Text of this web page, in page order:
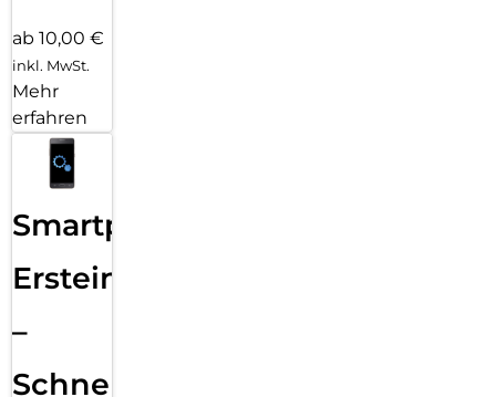
ab 10,00 €
inkl. MwSt.
Mehr
erfahren
Smartphone
Ersteinrichtung
–
Schnelle